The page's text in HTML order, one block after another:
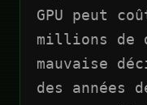
GPU peut
millions de
mauvaise
des années